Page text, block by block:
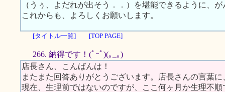
（うぅ、よだれが出そう．．）を堪能できるように、
これからも、よろしくお願いします。
[タイトル一覧] [TOP PAGE]
266. 納得です！(ﾟｰﾟ)(｡_｡)
店長さん、こんばんは！
またまた回答ありがとうございます。店長さんの言葉
現在、生理前ではないのですが、ここ何ヶ月か生理不